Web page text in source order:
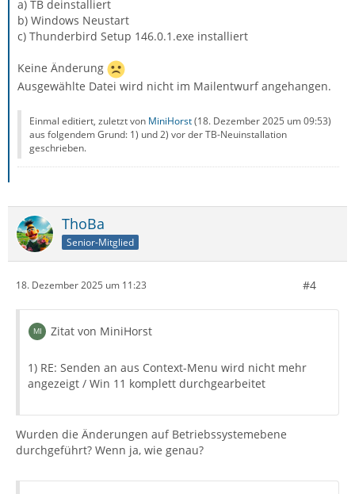
a) TB deinstalliert
b) Windows Neustart
c) Thunderbird Setup 146.0.1.exe installiert
Keine Änderung
Ausgewählte Datei wird nicht im Mailentwurf angehangen.
Einmal editiert, zuletzt von MiniHorst(18. Dezember 2025 um 09:53)
aus folgendem Grund: 1) und 2) vor der TB-Neuinstallation
geschrieben.
ThoBa
Senior-Mitglied
18. Dezember 2025 um 11:23 #4
Zitat von MiniHorst
1) RE: Senden an aus Context-Menu wird nicht mehr
angezeigt / Win 11 komplett durchgearbeitet
Wurden die Änderungen auf Betriebssystemebene
durchgeführt? Wenn ja, wie genau?